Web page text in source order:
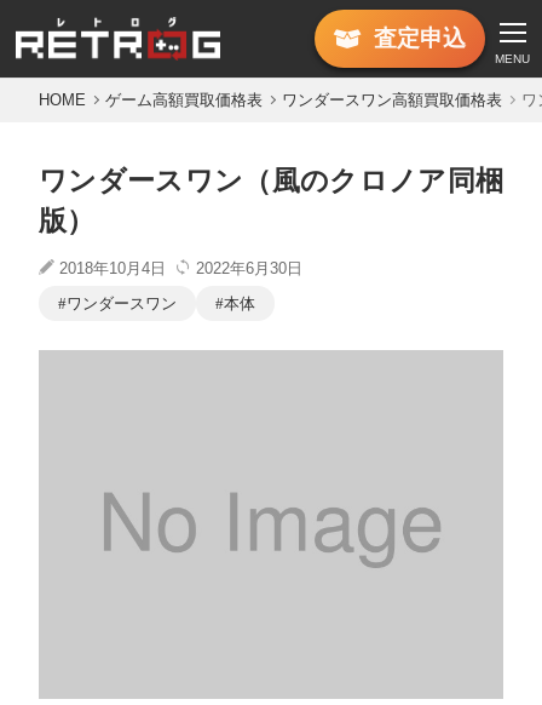
査定申込
MENU
HOME ゲーム高額買取価格表 ワンダースワン高額買取価格表 ワ
ワンダースワン（風のクロノア同梱
版）
2018年10月4日
2022年6月30日
ワンダースワン
本体